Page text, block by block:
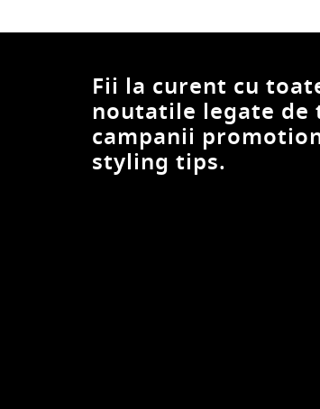
GreenPoint
GUESS BY MARCIANO
GUESS JEANS
Hailys
Hale Bob
Happiness İstanbul
Fii la curent cu
noutatile legate de
campanii
styling tips.